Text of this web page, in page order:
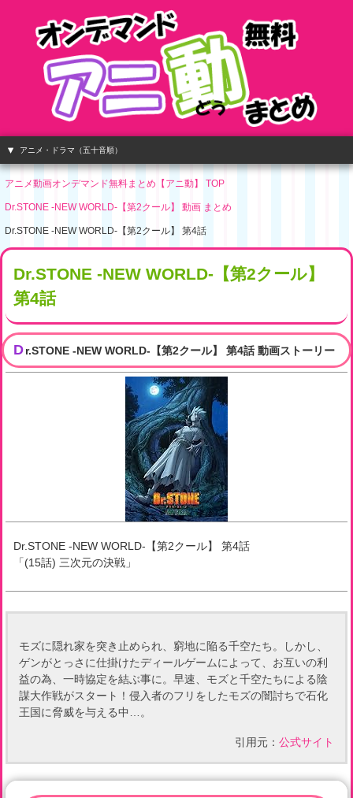
アニメ・ドラマ（五十音順）
アニメ動画オンデマンド無料まとめ【アニ動】 TOP
Dr.STONE -NEW WORLD-【第2クール】 動画 まとめ
Dr.STONE -NEW WORLD-【第2クール】 第4話
Dr.STONE -NEW WORLD-【第2クール】
第4話
Dr.STONE -NEW WORLD-【第2クール】 第4話 動画ストーリー
Dr.STONE -NEW WORLD-【第2クール】 第4話
「(15話) 三次元の決戦 」
モズに隠れ家を突き止められ、窮地に陥る千空たち。しかし、
ゲンがとっさに仕掛けたディールゲームによって、お互いの利
益の為、一時協定を結ぶ事に。早速、モズと千空たちによる陰
謀大作戦がスタート！侵入者のフリをしたモズの闇討ちで石化
王国に脅威を与える中…。
引用元： 公式サイト